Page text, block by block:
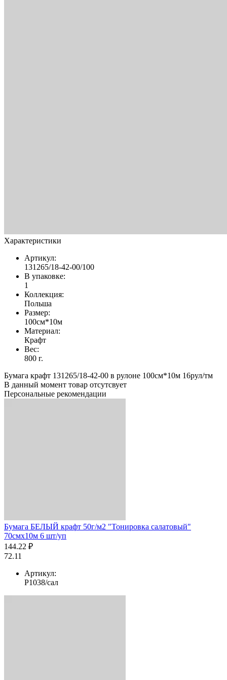
Характеристики
Артикул:
131265/18-42-00/100
В упаковке:
1
Коллекция:
Польша
Размер:
100см*10м
Материал:
Крафт
Вес:
800 г.
Бумага крафт 131265/18-42-00 в рулоне 100см*10м 16рул/тм
В данный момент товар отсутсвует
Персональные рекомендации
Бумага БЕЛЫЙ крафт 50г/м2 "Тонировка салатовый"
70смх10м 6 шт/уп
144.22 ₽
72.11
Артикул:
Р1038/сал